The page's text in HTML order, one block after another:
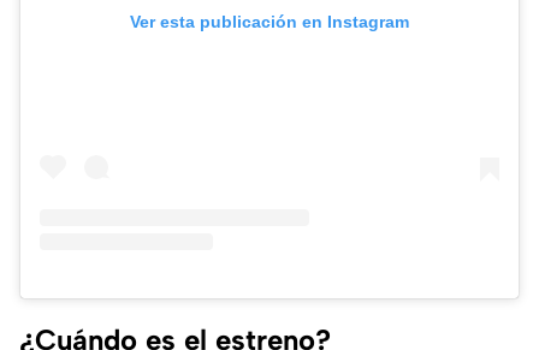
Ver esta publicación en Instagram
¿Cuándo es el estreno?